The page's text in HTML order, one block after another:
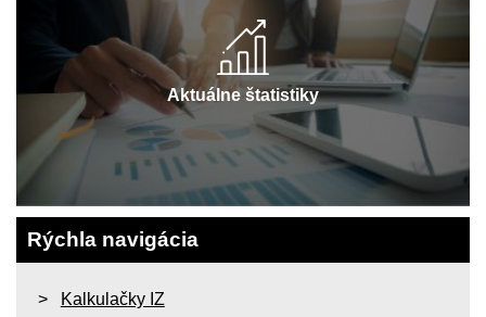
Aktuálne štatistiky
Rýchla navigácia
Kalkulačky IZ